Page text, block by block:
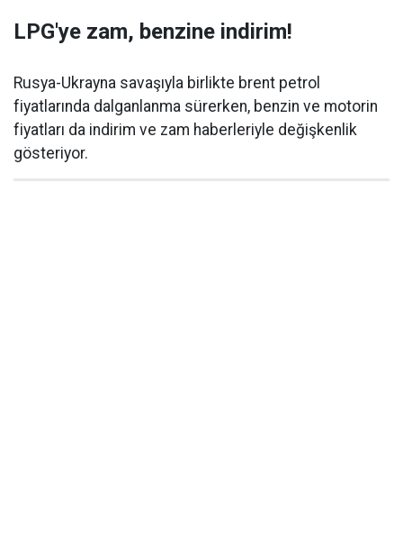
LPG'ye zam, benzine indirim!
Rusya-Ukrayna savaşıyla birlikte brent petrol
fiyatlarında dalganlanma sürerken, benzin ve motorin
fiyatları da indirim ve zam haberleriyle değişkenlik
gösteriyor.